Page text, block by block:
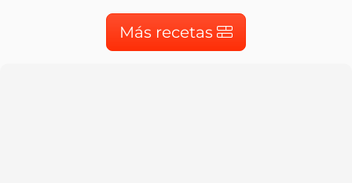
Más recetas